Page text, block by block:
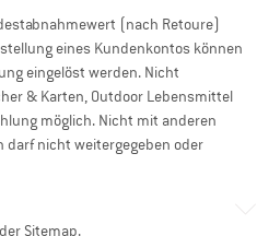
(nach Retoure)
eines Kundenkontos können
eingelöst werden. Nicht
& Karten, Outdoor Lebensmittel
möglich. Nicht mit anderen
darf nicht weitergegeben oder
Sitemap.